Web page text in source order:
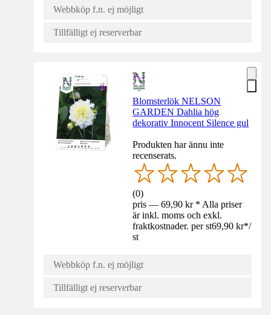
Webbköp f.n. ej möjligt
Tillfälligt ej reserverbar
Blomsterlök NELSON
GARDEN Dahlia hög
dekorativ Innocent Silence gul
Produkten har ännu inte
recenserats.
(0)
pris — 69,90 kr * Alla priser
är inkl. moms och exkl.
fraktkostnader. per st69,90 kr*/
st
Webbköp f.n. ej möjligt
Tillfälligt ej reserverbar